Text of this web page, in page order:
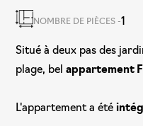
NOMBRE DE PIÈCES -1
Situé à deux pas des
plage, belappartement
L'appartement a été